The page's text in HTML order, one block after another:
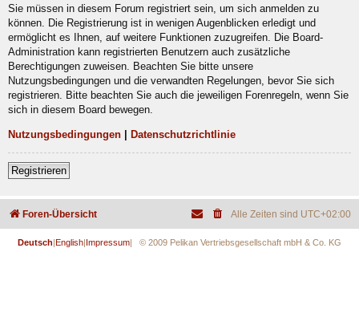
Sie müssen in diesem Forum registriert sein, um sich anmelden zu
können. Die Registrierung ist in wenigen Augenblicken erledigt und
ermöglicht es Ihnen, auf weitere Funktionen zuzugreifen. Die Board-
Administration kann registrierten Benutzern auch zusätzliche
Berechtigungen zuweisen. Beachten Sie bitte unsere
Nutzungsbedingungen und die verwandten Regelungen, bevor Sie sich
registrieren. Bitte beachten Sie auch die jeweiligen Forenregeln, wenn Sie
sich in diesem Board bewegen.
Nutzungsbedingungen Datenschutzrichtlinie
Registrieren
Foren-Übersicht Alle Zeiten sind UTC+02:00
Deutsch English Impressum | © 2009 Pelikan Vertriebsgesellschaft mbH & Co. KG